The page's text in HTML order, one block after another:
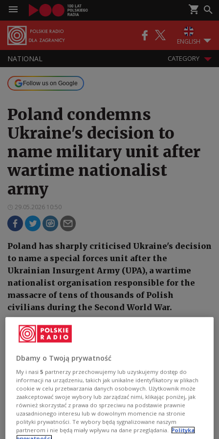
ENGLISH
NATIONAL CATEGORY
Follow us on Google
Poland condemns
Ukraine's decision to
name military unit after
wartime nationalist
army
29.05.2026 10:50
Poland has sharply criticised Ukraine's decision
to name a special forces unit after the
Ukrainian Insurgent Army (UPA), a wartime
nationalist organisation responsible for the
massacre of tens of thousands of Polish
civilians during the Second World War.
Dbamy o Twoją prywatność
My i nasi5 partnerzy przechowujemy lub uzyskujemy dostęp do
informacji na urządzeniu, takich jak unikalne identyfikatory w plikach
cookie w celu przetwarzania danych osobowych. Użytkownik może
zaakceptować swoje wybory lub zarządzać nimi, klikając poniżej, jak
również skorzystać z prawa do sprzeciwu na podstawie prawnie
uzasadnionego interesu lub w dowolnym momencie na stronie
polityki prywatności. Te wybory będą sygnalizowane naszym
partnerom i nie będą miały wpływu na dane przeglądania.
Polityka